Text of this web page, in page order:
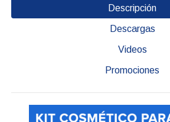
Descripción
Descargas
Videos
Promociones